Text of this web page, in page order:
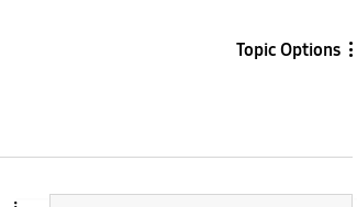
Topic Options